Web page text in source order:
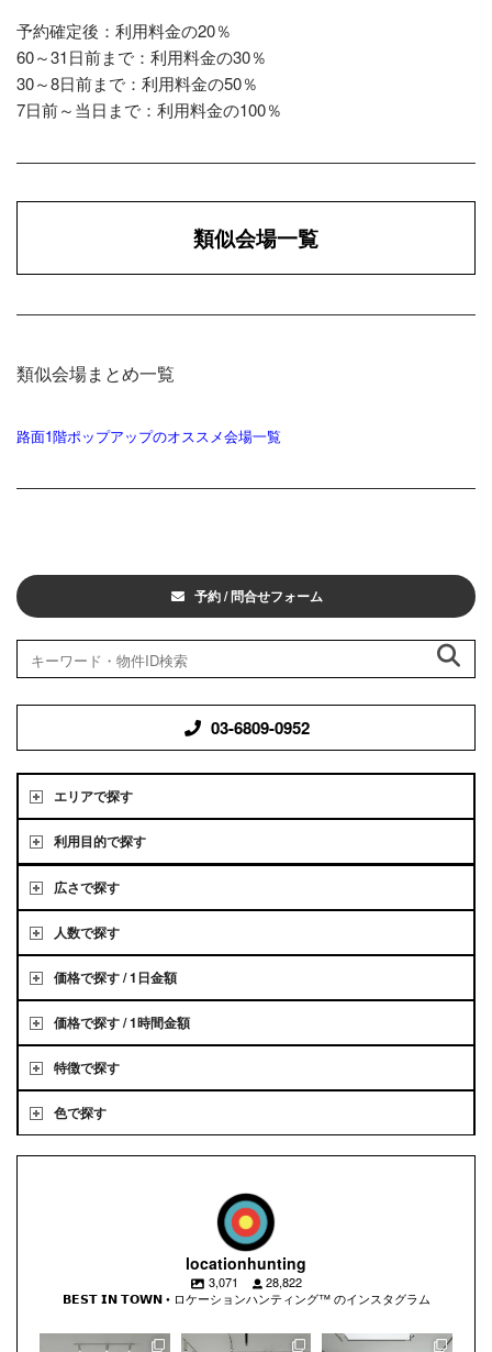
予約確定後：利用料金の20％
60～31日前まで：利用料金の30％
30～8日前まで：利用料金の50％
7日前～当日まで：利用料金の100％
類似会場一覧
類似会場まとめ一覧
路面1階ポップアップのオススメ会場一覧
予約 / 問合せフォーム
03-6809-0952
エリアで探す
利用目的で探す
広さで探す
人数で探す
価格で探す / 1日金額
価格で探す / 1時間金額
特徴で探す
色で探す
locationhunting
3,071
28,822
𝗕𝗘𝗦𝗧 𝗜𝗡 𝗧𝗢𝗪𝗡 • ロケーションハンティング™️ のインスタグラム